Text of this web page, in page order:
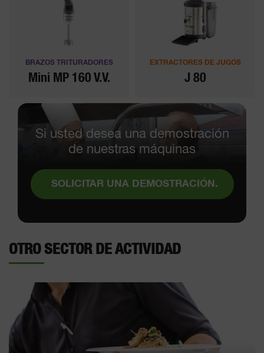
BRAZOS TRITURADORES
Mini MP 160 V.V.
EXTRACTORES DE JUGOS
J 80
Si usted desea una demostración
de nuestras máquinas
SOLICITAR UNA DEMOSTRACIÓN.
OTRO SECTOR DE ACTIVIDAD